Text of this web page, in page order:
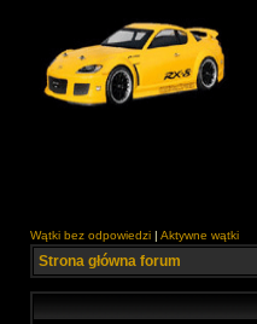
Wątki bez odpowiedzi | Aktywne wątki
Strona główna forum